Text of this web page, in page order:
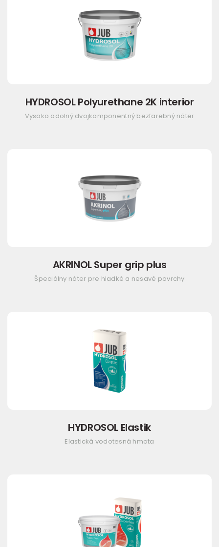
HYDROSOL Polyurethane 2K interior
Vysoko odolný dvojkomponentný bezfarebný náter
AKRINOL Super grip plus
Špeciálny náter pre hladké a nesavé povrchy
HYDROSOL Elastik
Elastická vodotesná hmota